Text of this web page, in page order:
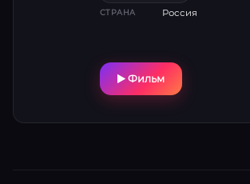
СТРАНА Россия
Фильм